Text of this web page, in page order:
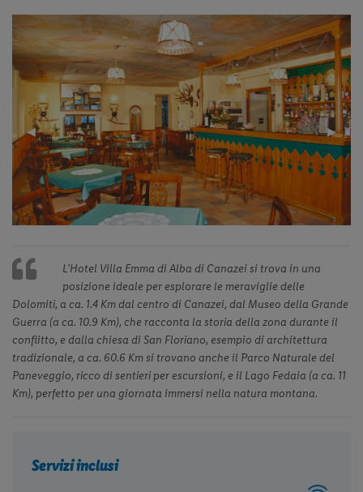
Previous
Slide
◀︎
Next
Slide
▶︎
L'Hotel Villa Emma di Alba di Canazei si trova in una
posizione ideale per esplorare le meraviglie delle
Dolomiti, a ca. 1.4 Km dal centro di Canazei, dal Museo della Grande
Guerra (a ca. 10.9 Km), che racconta la storia della zona durante il
conflitto, e dalla chiesa di San Floriano, esempio di architettura
tradizionale, a ca. 60.6 Km si trovano anche il Parco Naturale del
Paneveggio, ricco di sentieri per escursioni, e il Lago Fedaia (a ca. 11
Km), perfetto per una giornata immersi nella natura montana.
Servizi inclusi